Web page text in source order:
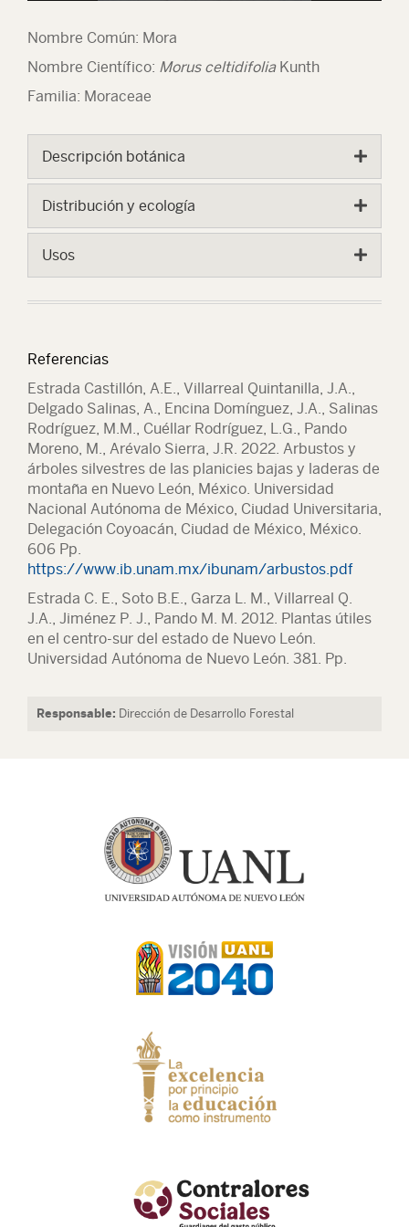
Nombre Común: Mora
Nombre Científico: Morus celtidifoliaKunth
Familia: Moraceae
Descripción botánica
Distribución y ecología
Usos
Referencias
Estrada Castillón, A.E., Villarreal Quintanilla, J.A.,
Delgado Salinas, A., Encina Domínguez, J.A., Salinas
Rodríguez, M.M., Cuéllar Rodríguez, L.G., Pando
Moreno, M., Arévalo Sierra, J.R. 2022. Arbustos y
árboles silvestres de las planicies bajas y laderas de
montaña en Nuevo León, México. Universidad
Nacional Autónoma de México, Ciudad Universitaria,
Delegación Coyoacán, Ciudad de México, México.
606 Pp.
https://www.ib.unam.mx/ibunam/arbustos.pdf
Estrada C. E., Soto B.E., Garza L. M., Villarreal Q.
J.A., Jiménez P. J., Pando M. M. 2012. Plantas útiles
en el centro-sur del estado de Nuevo León.
Universidad Autónoma de Nuevo León. 381. Pp.
Responsable: Dirección de Desarrollo Forestal